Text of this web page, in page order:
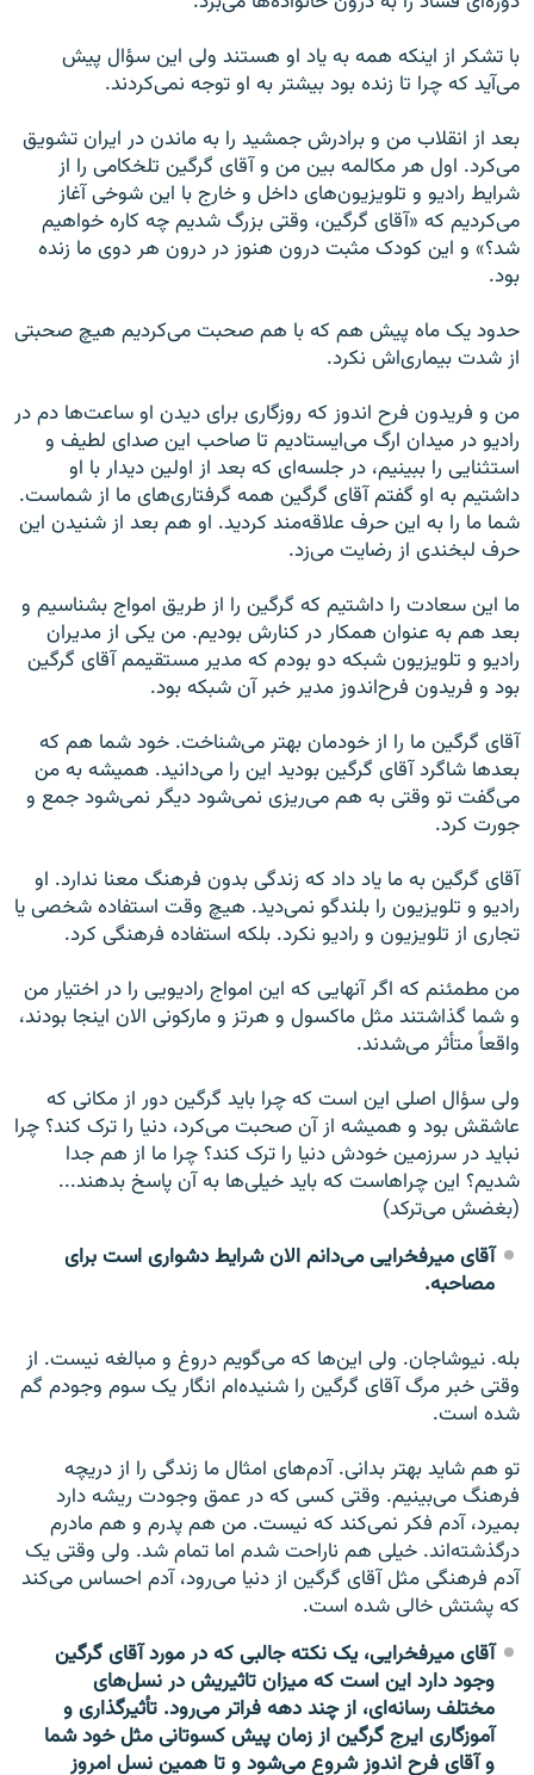
با تشکر از اینکه همه به یاد او هستند ولی این سؤال پیش
می‌آید که چرا تا زنده بود بیشتر به او توجه نمی‌کردند.
بعد از انقلاب من و برادرش جمشید را به ماندن در ایران تشویق
می‌کرد. اول هر مکالمه بین من و آقای گرگین تلخکامی را از
شرایط رادیو و تلویزیون‌های داخل و خارج با این شوخی آغاز
می‌کردیم که «آقای گرگین، وقتی بزرگ شدیم چه کاره خواهیم
شد؟» و این کودک مثبت درون هنوز در درون هر دوی ما زنده
بود.
حدود یک ماه پیش هم که با هم صحبت می‌کردیم هیچ صحبتی
از شدت بیماری‌اش نکرد.
من و فریدون فرح اندوز که روزگاری برای دیدن او ساعت‌ها دم در
رادیو در میدان ارگ می‌ایستادیم تا صاحب این صدای لطیف و
استثنایی را ببینیم، در جلسه‌ای که بعد از اولین دیدار با او
داشتیم به او گفتم آقای گرگین همه گرفتاری‌های ما از شماست.
شما ما را به این حرف علاقه‌مند کردید. او هم بعد از شنیدن این
حرف لبخندی از رضایت می‌زد.
ما این سعادت را داشتیم که گرگین را از طریق امواج بشناسیم و
بعد هم به عنوان همکار در کنارش بودیم. من یکی از مدیران
رادیو و تلویزیون شبکه دو بودم که مدیر مستقیمم آقای گرگین
بود و فریدون فرح‌اندوز مدیر خبر آن شبکه بود.
آقای گرگین ما را از خودمان بهتر می‌شناخت. خود شما هم که
بعد‌ها شاگرد آقای گرگین بودید این را می‌دانید. همیشه به من
می‌گفت تو وقتی به هم می‌ریزی نمی‌شود دیگر نمی‌شود جمع و
جورت کرد.
آقای گرگین به ما یاد داد که زندگی بدون فرهنگ معنا ندارد. او
رادیو و تلویزیون را بلندگو نمی‌دید. هیچ وقت استفاده شخصی یا
تجاری از تلویزیون و رادیو نکرد. بلکه استفاده فرهنگی کرد.
من مطمئنم که اگر آنهایی که این امواج رادیویی را در اختیار من
و شما گذاشتند مثل ماکسول و هرتز و مارکونی الان اینجا بودند،
واقعاً متأثر می‌شدند.
ولی سؤال اصلی این است که چرا باید گرگین دور از مکانی که
عاشقش بود و همیشه از آن صحبت می‌کرد، دنیا را ترک کند؟ چرا
نباید در سرزمین خودش دنیا را ترک کند؟ چرا ما از هم جدا
شدیم؟ این چراهاست که باید خیلی‌ها به آن پاسخ بدهند...
(بغضش می‌ترکد)
آقای میرفخرایی می‌دانم الان شرایط دشواری است برای
مصاحبه.
بله. نیوشاجان. ولی این‌ها که می‌گویم دروغ و مبالغه نیست. از
وقتی خبر مرگ آقای گرگین را شنیده‌ام انگار یک سوم وجودم گم
شده است.
تو هم شاید بهتر بدانی. آدم‌های امثال ما زندگی را از دریچه
فرهنگ می‌بینیم. وقتی کسی که در عمق وجودت ریشه دارد
بمیرد، آدم فکر نمی‌کند که نیست. من هم پدرم و هم مادرم
درگذشته‌اند. خیلی هم ناراحت شدم اما تمام شد. ولی وقتی یک
آدم فرهنگی مثل آقای گرگین از دنیا می‌رود، آدم احساس می‌کند
که پشتش خالی شده است.
آقای میرفخرایی، یک نکته جالبی که در مورد آقای گرگین
وجود دارد این است که میزان تاثیریش در نسل‌های
مختلف رسانه‌ای، از چند دهه فرا‌تر می‌رود. تأثیرگذاری و
آموزگاری ایرج گرگین از زمان پیش کسوتانی مثل خود شما
و آقای فرح اندوز شروع می‌شود و تا همین نسل امروز